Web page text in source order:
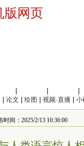
版网页
论文 绘图 视频·直播 小
间：2025/2/13 10:36:00